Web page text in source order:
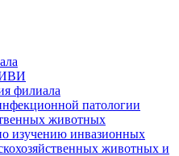
филиала
патологии
животных
изучению инвазионных
животных и